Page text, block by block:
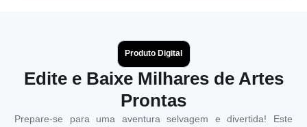
Produto Digital
Edite e Baixe Milhares de Artes
Prontas
Prepare-se para uma aventura selvagem e divertida! Este